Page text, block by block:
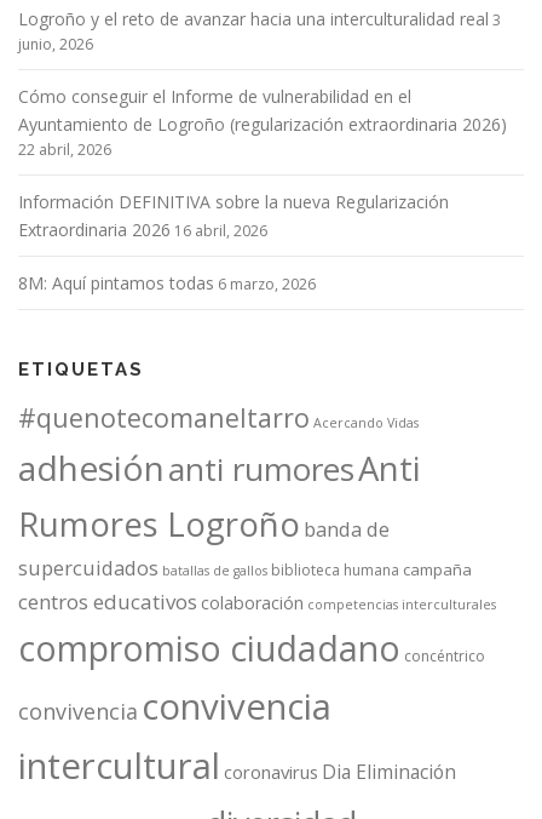
Logroño y el reto de avanzar hacia una interculturalidad real 3
junio, 2026
Cómo conseguir el Informe de vulnerabilidad en el
Ayuntamiento de Logroño (regularización extraordinaria 2026)
22 abril, 2026
Información DEFINITIVA sobre la nueva Regularización
Extraordinaria 2026 16 abril, 2026
8M: Aquí pintamos todas 6 marzo, 2026
ETIQUETAS
#quenotecomaneltarro Acercando Vidas
adhesiónanti rumoresAnti
Rumores Logroño banda de
supercuidados batallas de gallos biblioteca humana campaña
centros educativos colaboración competencias interculturales
compromiso ciudadano concéntrico
convivencia convivencia
intercultural coronavirus Dia Eliminación